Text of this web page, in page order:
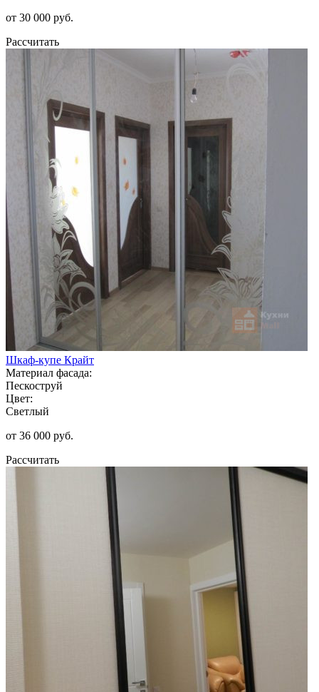
от 30 000 руб.
Рассчитать
Шкаф-купе Крайт
Материал фасада:
Пескоструй
Цвет:
Светлый
от 36 000 руб.
Рассчитать